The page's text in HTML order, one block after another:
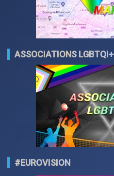
ASSOCIATIONS LGBTQI+
#EUROVISION